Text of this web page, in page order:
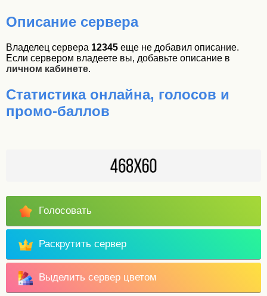
Описание сервера
Владелец сервера 12345 еще не добавил описание.
Если сервером владеете вы, добавьте описание в
личном кабинете.
Статистика онлайна, голосов и
промо-баллов
Голосовать
Раскрутить сервер
Выделить сервер цветом